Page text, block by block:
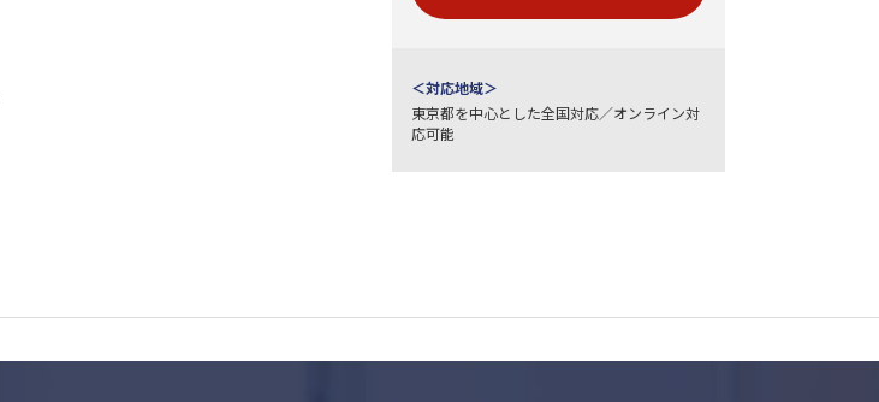
対応地域
東京都を中心とした全国対応／オンライン対
応可能